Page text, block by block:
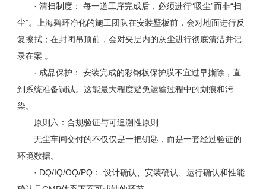
· 清扫制度： 每一道工序完成后，必须进行“吸尘”而非“扫
尘”。上海碧环净化的施工团队在安装壁板前，会对地面进行反
复擦拭；在封闭吊顶前，会对夹层内的灰尘进行彻底清洁并记
录在案 。
· 成品保护： 安装完成的彩钢板保护膜不宜过早撕除，直
到系统准备调试。这能最大程度避免运输过程中的划痕和污
染。
原则六：合规验证与可追溯性原则
无尘车间交付的不仅仅是一把钥匙，而是一套经过验证的
环境数据。
· DQ/IQ/OQ/PQ： 设计确认、安装确认、运行确认和性能